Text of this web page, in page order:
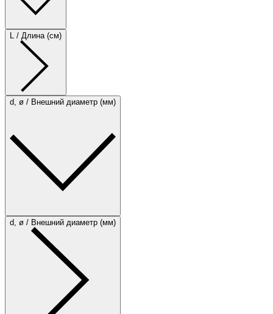
L / Длина (см)
d, ø / Внешний диаметр (мм)
d, ø / Внешний диаметр (мм)